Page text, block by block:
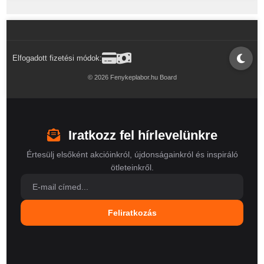
Elfogadott fizetési módok:
© 2026 Fenykeplabor.hu Board
Iratkozz fel hírlevelünkre
Értesülj elsőként akcióinkról, újdonságainkról és inspiráló
ötleteinkről.
Feliratkozás